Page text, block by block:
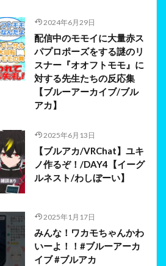
2024年6月29日
配信中のモモイに大量赤ス
パプロポーズをする謎のリ
スナー『オオフトモモ』に
対する先生たちの反応集
【ブルーアーカイブ/ブル
アカ】
2025年6月13日
【ブルアカ/VRChat】ユキ
ノ作るぞ！/DAY4【イーグ
ルネスト/わしぼーい】
2025年1月17日
みんな！ワカモちゃんかわ
いーよ！！#ブルーアーカ
イブ #ブルアカ